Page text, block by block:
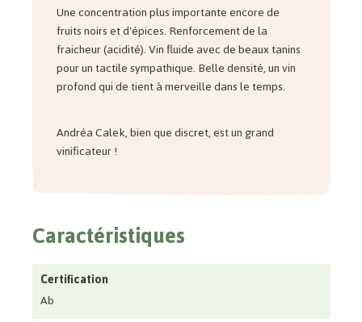
Une concentration plus importante encore de
fruits noirs et d'épices. Renforcement de la
fraicheur (acidité). Vin fluide avec de beaux tanins
pour un tactile sympathique. Belle densité, un vin
profond qui de tient à merveille dans le temps.
Andréa Calek, bien que discret, est un grand
vinificateur !
Caractéristiques
Certification
Ab